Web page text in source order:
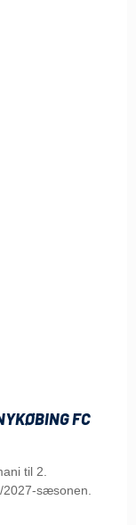
FC
til 2.
sæsonen.